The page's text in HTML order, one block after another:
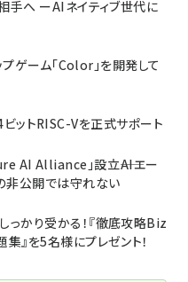
手へ ーAIネイティブ世代に
プゲーム「Color」を開発して
ットRISC-Vを正式サポート
AI Alliance」設立――AIエー
非公開では守れない
っかり受かる！『徹底攻略Biz
』を5名様にプレゼント！